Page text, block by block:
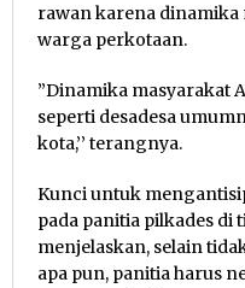
rawan karena dinamika
warga perkotaan.
”Dinamika masyarakat
seperti desadesa
kota,’’ terangnya.
Kunci untuk
pada panitia pilkades di
menjelaskan, selain
apa pun, panitia harus